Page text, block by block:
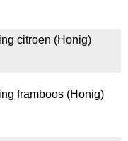
citroen (Honig)
framboos (Honig)